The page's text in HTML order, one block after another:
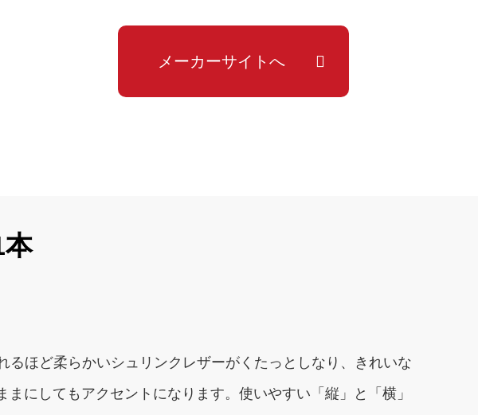
メーカーサイトへ
本
ほど柔らかいシュリンクレザーがくたっとしなり、きれいな
にしてもアクセントになります。使いやすい「縦」と「横」